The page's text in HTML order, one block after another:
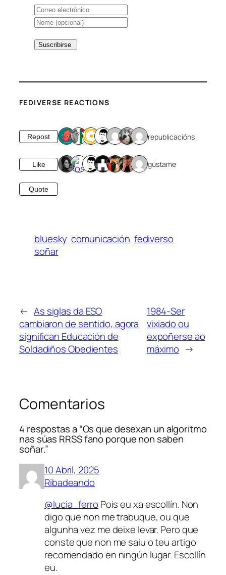
FEDIVERSE REACTIONS
Repost 7 republicacións
Like 7 gústame
Quote
bluesky comunicación fediverso
soñar
← As siglas da ESO
cambiaron de sentido, agora
significan Educación de
Soldadiños Obedientes
1984-Ser
vixiado ou
expoñerse ao
máximo →
Comentarios
4 respostas a “Os que desexan un algoritmo
nas súas RRSS fano porque non saben
soñar.”
10 Abril, 2025
Ribadeando
@lucia_ferro Pois eu xa escollín. Non
digo que non me trabuque, ou que
algunha vez me deixe levar. Pero que
conste que non me saiu o teu artigo
recomendado en ningún lugar. Escollín
eu.